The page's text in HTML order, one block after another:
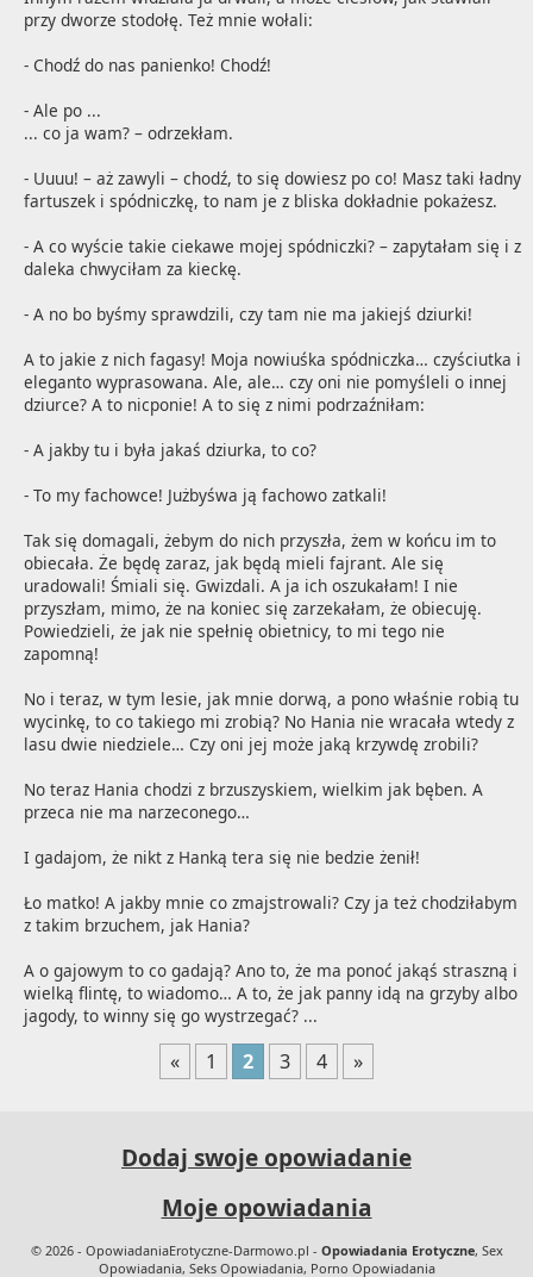
przy dworze stodołę. Też mnie wołali:
- Chodź do nas panienko! Chodź!
- Ale po ...
... co ja wam? – odrzekłam.
- Uuuu! – aż zawyli – chodź, to się dowiesz po co! Masz taki ładny
fartuszek i spódniczkę, to nam je z bliska dokładnie pokażesz.
- A co wyście takie ciekawe mojej spódniczki? – zapytałam się i z
daleka chwyciłam za kieckę.
- A no bo byśmy sprawdzili, czy tam nie ma jakiejś dziurki!
A to jakie z nich fagasy! Moja nowiuśka spódniczka… czyściutka i
eleganto wyprasowana. Ale, ale… czy oni nie pomyśleli o innej
dziurce? A to nicponie! A to się z nimi podrzaźniłam:
- A jakby tu i była jakaś dziurka, to co?
- To my fachowce! Jużbyśwa ją fachowo zatkali!
Tak się domagali, żebym do nich przyszła, żem w końcu im to
obiecała. Że będę zaraz, jak będą mieli fajrant. Ale się
uradowali! Śmiali się. Gwizdali. A ja ich oszukałam! I nie
przyszłam, mimo, że na koniec się zarzekałam, że obiecuję.
Powiedzieli, że jak nie spełnię obietnicy, to mi tego nie
zapomną!
No i teraz, w tym lesie, jak mnie dorwą, a pono właśnie robią tu
wycinkę, to co takiego mi zrobią? No Hania nie wracała wtedy z
lasu dwie niedziele… Czy oni jej może jaką krzywdę zrobili?
No teraz Hania chodzi z brzuszyskiem, wielkim jak bęben. A
przeca nie ma narzeconego…
I gadajom, że nikt z Hanką tera się nie bedzie żenił!
Ło matko! A jakby mnie co zmajstrowali? Czy ja też chodziłabym
z takim brzuchem, jak Hania?
A o gajowym to co gadają? Ano to, że ma ponoć jakąś straszną i
wielką flintę, to wiadomo… A to, że jak panny idą na grzyby albo
jagody, to winny się go wystrzegać? ...
« 1 2 3 4 »
Dodaj swoje opowiadanie
Moje opowiadania
© 2026 - OpowiadaniaErotyczne-Darmowo.pl - Opowiadania Erotyczne, Sex
Opowiadania, Seks Opowiadania, Porno Opowiadania